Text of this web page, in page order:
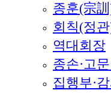
종훈(宗
회칙(정
역대회장
종손·고
집행부·